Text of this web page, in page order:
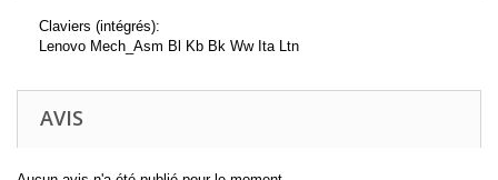
Claviers (intégrés):
Lenovo Mech_Asm Bl Kb Bk Ww Ita Ltn
AVIS